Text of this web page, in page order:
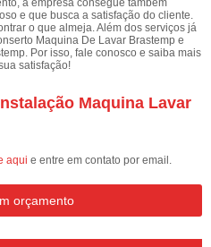
a empresa consegue também
e que busca a satisfação do cliente.
o que almeja. Além dos serviços já
Maquina De Lavar Brastemp e
Por isso, fale conosco e saiba mais
satisfação!
Maquina Lavar
aqui e entre em contato por email.
orçamento